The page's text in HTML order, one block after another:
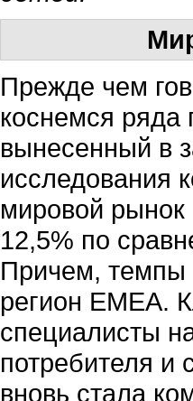
Прежде чем
коснемся ряда
вынесенный в
исследования
мировой рынок
12,5% по
Причем, темпы
регион EMEA.
специалисты
потребителя и
вновь стала